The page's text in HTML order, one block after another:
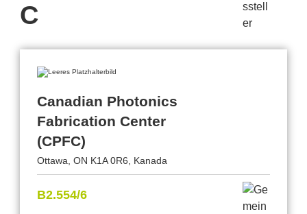
C
Canadian Photonics
Fabrication Center
(CPFC)
Ottawa, ON K1A 0R6, Kanada
B2.554/6